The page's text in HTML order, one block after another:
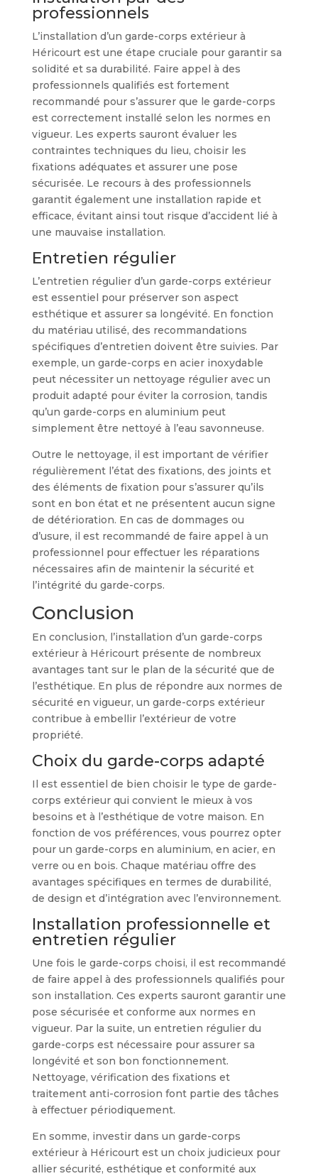
professionnels
L’installation d’un garde-corps extérieur à
Héricourt est une étape cruciale pour garantir sa
solidité et sa durabilité. Faire appel à des
professionnels qualifiés est fortement
recommandé pour s’assurer que le garde-corps
est correctement installé selon les normes en
vigueur. Les experts sauront évaluer les
contraintes techniques du lieu, choisir les
fixations adéquates et assurer une pose
sécurisée. Le recours à des professionnels
garantit également une installation rapide et
efficace, évitant ainsi tout risque d’accident lié à
une mauvaise installation.
Entretien régulier
L’entretien régulier d’un garde-corps extérieur
est essentiel pour préserver son aspect
esthétique et assurer sa longévité. En fonction
du matériau utilisé, des recommandations
spécifiques d’entretien doivent être suivies. Par
exemple, un garde-corps en acier inoxydable
peut nécessiter un nettoyage régulier avec un
produit adapté pour éviter la corrosion, tandis
qu’un garde-corps en aluminium peut
simplement être nettoyé à l’eau savonneuse.
Outre le nettoyage, il est important de vérifier
régulièrement l’état des fixations, des joints et
des éléments de fixation pour s’assurer qu’ils
sont en bon état et ne présentent aucun signe
de détérioration. En cas de dommages ou
d’usure, il est recommandé de faire appel à un
professionnel pour effectuer les réparations
nécessaires afin de maintenir la sécurité et
l’intégrité du garde-corps.
Conclusion
En conclusion, l’installation d’un garde-corps
extérieur à Héricourt présente de nombreux
avantages tant sur le plan de la sécurité que de
l’esthétique. En plus de répondre aux normes de
sécurité en vigueur, un garde-corps extérieur
contribue à embellir l’extérieur de votre
propriété.
Choix du garde-corps adapté
Il est essentiel de bien choisir le type de garde-
corps extérieur qui convient le mieux à vos
besoins et à l’esthétique de votre maison. En
fonction de vos préférences, vous pourrez opter
pour un garde-corps en aluminium, en acier, en
verre ou en bois. Chaque matériau offre des
avantages spécifiques en termes de durabilité,
de design et d’intégration avec l’environnement.
Installation professionnelle et
entretien régulier
Une fois le garde-corps choisi, il est recommandé
de faire appel à des professionnels qualifiés pour
son installation. Ces experts sauront garantir une
pose sécurisée et conforme aux normes en
vigueur. Par la suite, un entretien régulier du
garde-corps est nécessaire pour assurer sa
longévité et son bon fonctionnement.
Nettoyage, vérification des fixations et
traitement anti-corrosion font partie des tâches
à effectuer périodiquement.
En somme, investir dans un garde-corps
extérieur à Héricourt est un choix judicieux pour
allier sécurité, esthétique et conformité aux